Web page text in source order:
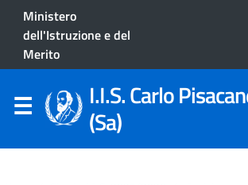
Ministero
dell'Istruzione e del
Merito
I.I.S. Carlo
(Sa)